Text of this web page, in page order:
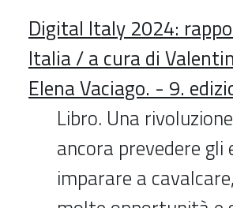
Digital Italy 2024:
Italia / a cura di
Elena Vaciago. - 9.
Libro. Una
ancora prevedere
imparare a